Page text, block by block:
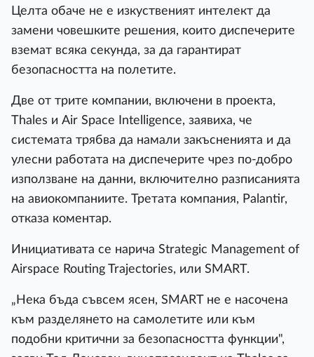
Целта обаче не е изкуственият интелект да
замени човешките решения, които диспечерите
вземат всяка секунда, за да гарантират
безопасността на полетите.
Две от трите компании, включени в проекта,
Thales и Air Space Intelligence, заявиха, че
системата трябва да намали закъсненията и да
улесни работата на диспечерите чрез по-добро
използване на данни, включително разписанията
на авиокомпаниите. Третата компания, Palantir,
отказа коментар.
Инициативата се нарича Strategic Management of
Airspace Routing Trajectories, или SMART.
„Нека бъда съвсем ясен, SMART не е насочена
към разделянето на самолетите или към
подобни критични за безопасността функции",